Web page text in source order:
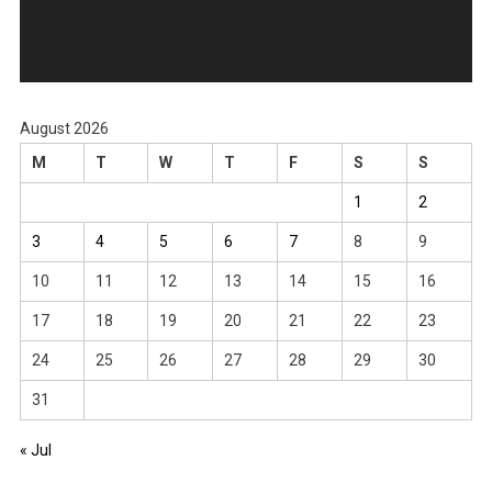
August 2026
M
T W T F S S
1 2
3 4 5 6 7 8 9
10 11 12 13 14 15 16
17 18 19 20 21 22 23
24 25 26 27 28 29 30
31
« Jul